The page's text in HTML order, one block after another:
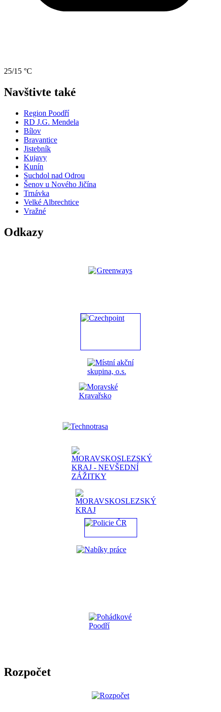
25/15 °C
Navštivte také
Region Poodří
RD J.G. Mendela
Bílov
Bravantice
Jistebník
Kujavy
Kunín
Suchdol nad Odrou
Šenov u Nového Jičína
Trnávka
Velké Albrechtice
Vražné
Odkazy
Rozpočet